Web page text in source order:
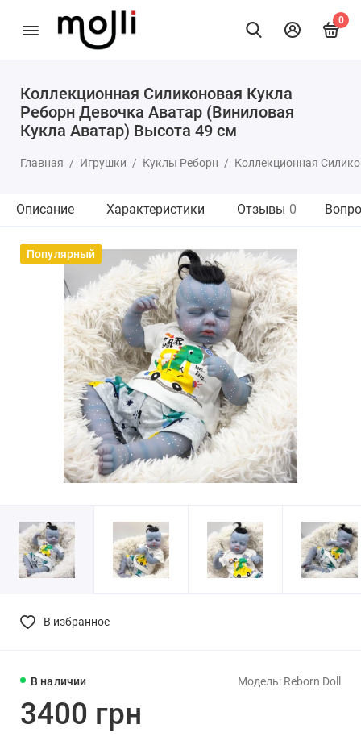
0
Коллекционная Силиконовая Кукла
Реборн Девочка Аватар (Виниловая
Кукла Аватар) Высота 49 см
Главная Игрушки Куклы Реборн Коллекционная
Описание Характеристики Отзывы 0
Популярный
В избранное
В наличии Модель: Reborn Doll
3400 грн